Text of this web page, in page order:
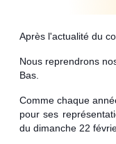
Après l'actualité du
Nous reprendrons
Bas.
Comme chaque
pour ses
du dimanche 22